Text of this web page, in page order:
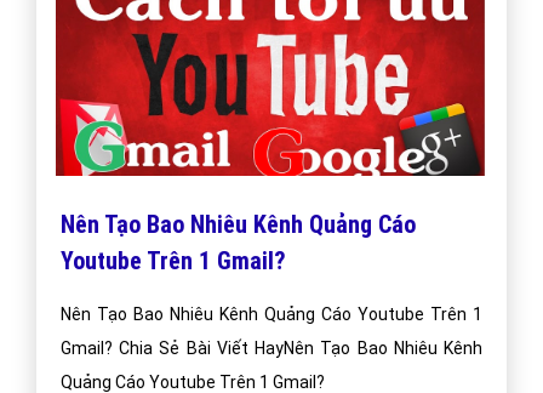
Nên Tạo Bao Nhiêu Kênh Quảng Cáo
Youtube Trên 1 Gmail?
Nên Tạo Bao Nhiêu Kênh Quảng Cáo Youtube Trên 1
Gmail? Chia Sẻ Bài Viết HayNên Tạo Bao Nhiêu Kênh
Quảng Cáo Youtube Trên 1 Gmail?